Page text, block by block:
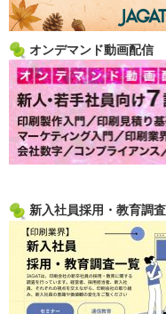
オンデマンド動画配信
新入社員採用・教育調